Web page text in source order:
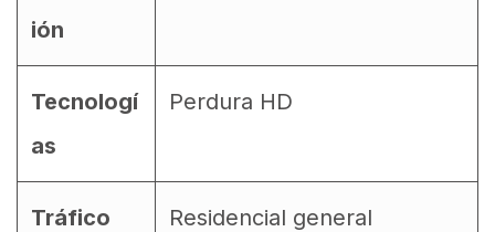
ión
Tecnologí
as
Perdura HD
Tráfico Residencial general